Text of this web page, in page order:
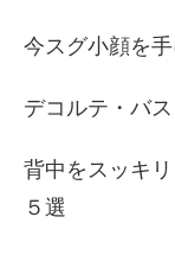
今スグ小顔を
デコルテ・バ
背中をスッキ
５選